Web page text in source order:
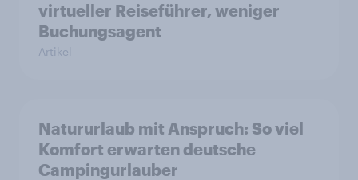
virtueller Reiseführer, weniger
Buchungsagent
Artikel
Natururlaub mit Anspruch: So viel
Komfort erwarten deutsche
Campingurlauber